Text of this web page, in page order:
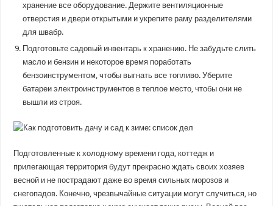
хранение все оборудование. Держите вентиляционные
отверстия и двери открытыми и укрепите раму разделителями
для швабр.
Подготовьте садовый инвентарь к хранению. Не забудьте слить
масло и бензин и некоторое время поработать
бензоинструментом, чтобы выгнать все топливо. Уберите
батареи электроинструментов в теплое место, чтобы они не
вышли из строя.
Подготовленные к холодному времени года, коттедж и
прилегающая территория будут прекрасно ждать своих хозяев
весной и не пострадают даже во время сильных морозов и
снегопадов. Конечно, чрезвычайные ситуации могут случиться, но